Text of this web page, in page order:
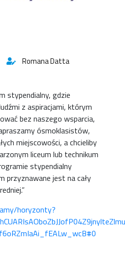
Romana Datta
stypendialny, gdzie
z aspiracjami, którym
bez naszego wsparcia,
ósmoklasistów,
miejscowości, a chcieliby
liceum lub technikum
stypendialny
przyznawane jest na cały
horyzonty?